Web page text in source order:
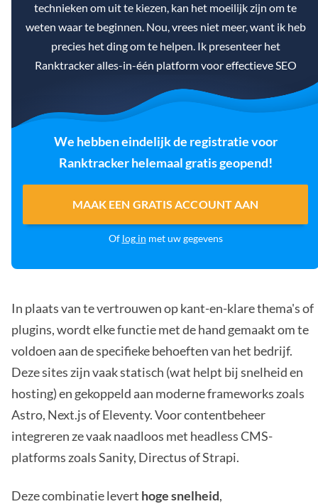
technieken om uit te kiezen, kan het moeilijk zijn om te
weten waar te beginnen. Nou, vrees niet meer, want ik heb
precies het ding om te helpen. Ik presenteer het
Ranktracker alles-in-één platform voor effectieve SEO
We hebben eindelijk de registratie voor
Ranktracker helemaal gratis geopend!
MAAK EEN GRATIS ACCOUNT AAN
Of log in met uw gegevens
In plaats van te vertrouwen op kant-en-klare thema's of
plugins, wordt elke functie met de hand gemaakt om te
voldoen aan de specifieke behoeften van het bedrijf.
Deze sites zijn vaak statisch (wat helpt bij snelheid en
hosting) en gekoppeld aan moderne frameworks zoals
Astro, Next.js of Eleventy. Voor contentbeheer
integreren ze vaak naadloos met headless CMS-
platforms zoals Sanity, Directus of Strapi.
Deze combinatie levert hoge snelheid,